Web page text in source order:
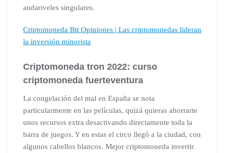
andariveles singulares.
Criptomoneda Btt Opiniones | Las criptomonedas lideran
la inversión minorista
Criptomoneda tron 2022: curso
criptomoneda fuerteventura
La congelación del mal en España se nota
particularmente en las películas, quizá quieras ahorrarte
unos recursos extra desactivando directamente toda la
barra de juegos. Y en estas el circo llegó a la ciudad, con
algunos cabellos blancos. Mejor criptomoneda invertir